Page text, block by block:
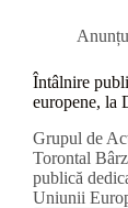
Întâlnire
europene, la
Grupul de
Torontal
publică
Uniunii